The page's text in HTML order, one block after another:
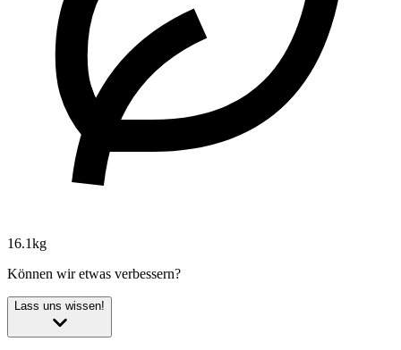
16.1kg
Können wir etwas verbessern?
Lass uns wissen!